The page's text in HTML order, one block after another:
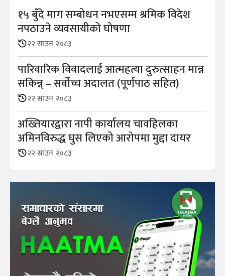
१५ बुँदे माग सम्बोधन नभएसम्म श्रमिक विदेश
नपठाउने व्यवसायीको घोषणा
२२ साउन २०८३
पारिवारिक विवादलाई आत्महत्या दुरुत्साहन मान्न
सकिन्न् – सर्वोच्च अदालत (पूर्णपाठ सहित)
२२ साउन २०८३
अख्तियारद्वारा नापी कार्यालय चावहिलका
अमिनविरुद्ध घुस लिएको आरोपमा मुद्दा दायर
२२ साउन २०८३